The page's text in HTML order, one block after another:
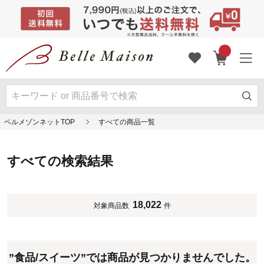
ベルメゾンネットTOP すべての商品一覧
すべての検索結果
対象商品数 18,022 件
”食品/スイーツ”では商品が見つかりませんでした。